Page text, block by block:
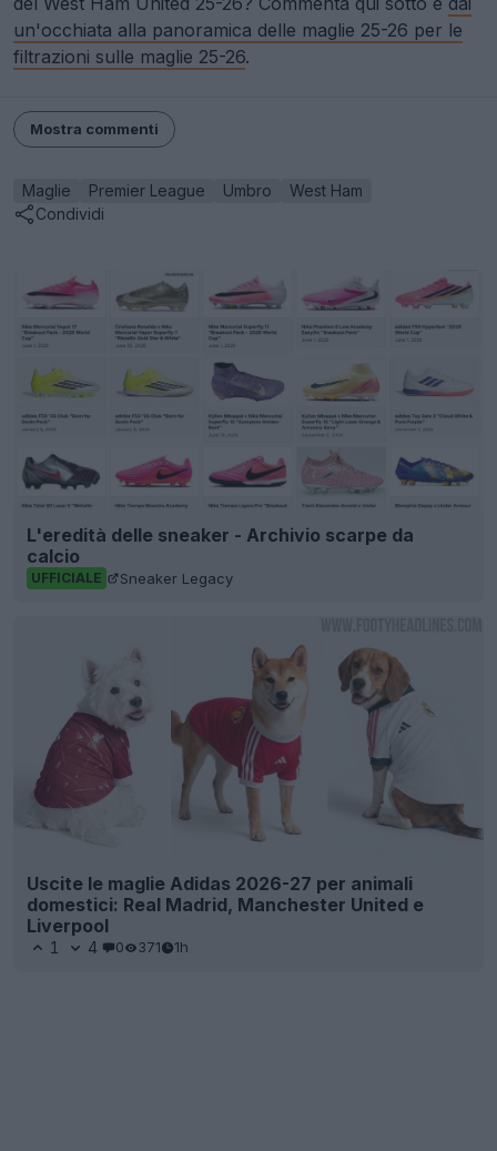
un'occhiata alla panoramica delle maglie 25-26 per le
filtrazioni sulle maglie 25-26.
Mostra commenti
Maglie Premier League Umbro
West Ham
Condividi
L'eredità delle sneaker - Archivio scarpe da
calcio
UFFICIALE Sneaker Legacy
Uscite le maglie Adidas 2026-27 per animali
domestici: Real Madrid, Manchester United e
Liverpool
1 4 0 371 1h